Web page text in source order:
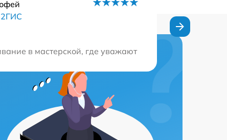
отношением к клиенту и подробными
2ГИС
в мастерской, где уважают время клиентов.